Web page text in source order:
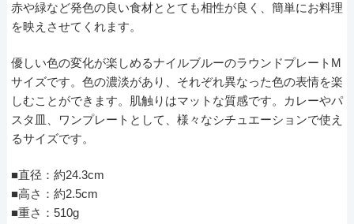
赤や緑など発色の良い食材ととても相性が良く、簡単にお料理
を映えさせてくれます。
優しい色の変化が楽しめるナイルブルーのラウンドプレートM
サイズです。色の濃淡があり、それぞれ異なった色の表情を楽
しむことができます。肌触りはマットな質感です。カレーやパ
スタ皿、ワンプレートとして、様々なシチュエーションで使え
るサイズです。
■直径：約24.3cm
■高さ：約2.5cm
■重さ：510g